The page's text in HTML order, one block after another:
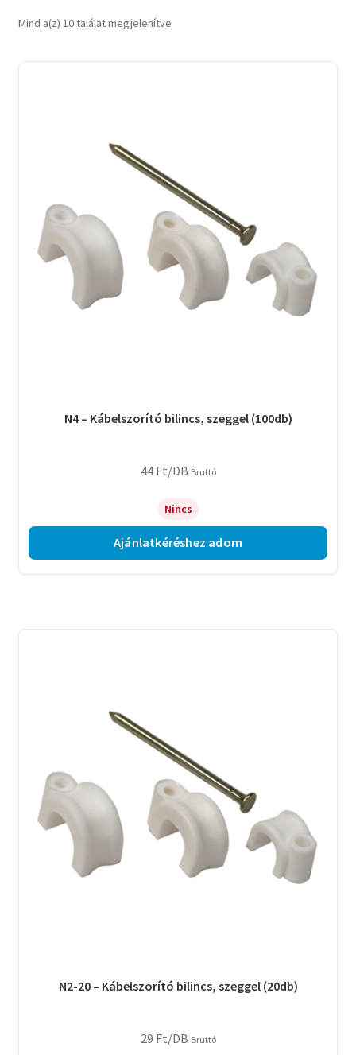
Mind a(z) 10 találat megjelenítveSorted
N4 – Kábelszorító bilincs, szeggel (100db)
44 Ft/DB Bruttó
Nincs
Ajánlatkéréshez adom
N2-20 – Kábelszorító bilincs, szeggel (20db)
29 Ft/DB Bruttó